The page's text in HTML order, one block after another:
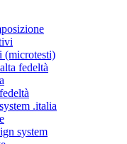
(microtesti)
fedeltà
.italia
system